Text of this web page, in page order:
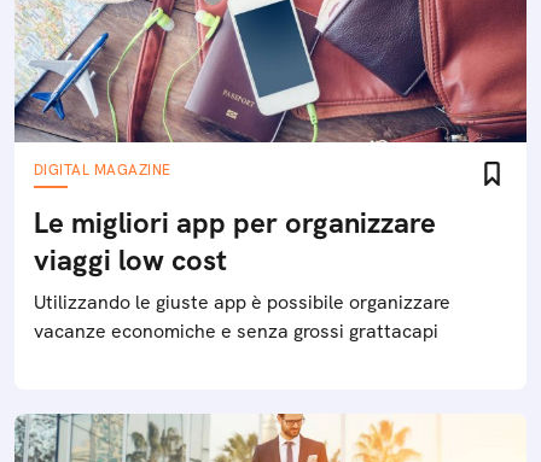
DIGITAL MAGAZINE
Le migliori app per organizzare
viaggi low cost
Utilizzando le giuste app è possibile organizzare
vacanze economiche e senza grossi grattacapi